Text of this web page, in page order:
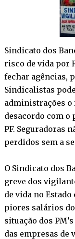
Sindicato dos
risco de vida por
fechar agências,
Sindicalistas
administrações o
desacordo com o
PF. Seguradoras
perdidos sem a
O Sindicato dos
greve dos
de vida no
piores salários
situação dos
das empresas de